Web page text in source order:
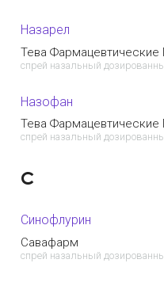
Назарел
Тева Фармацевтические
спрей назальный
Назофан
Тева Фармацевтические
спрей назальный
С
Синофлурин
Савафарм
спрей назальный